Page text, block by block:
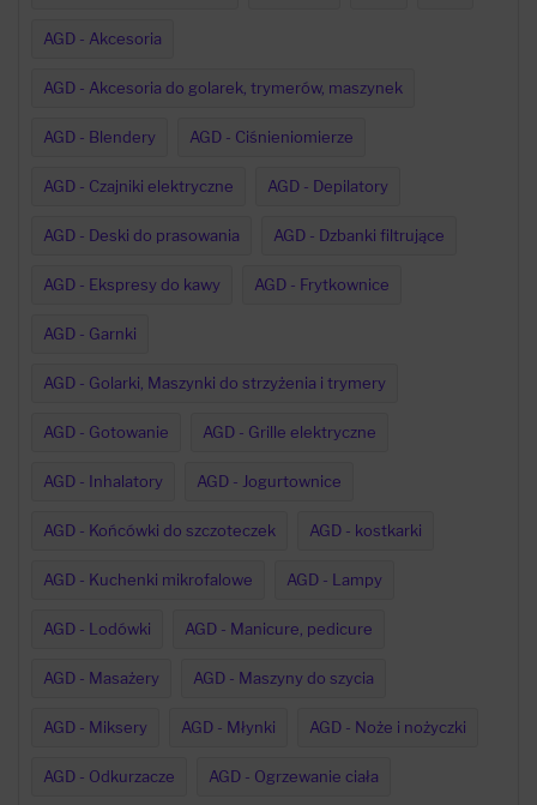
AGD - Akcesoria
AGD - Akcesoria do golarek, trymerów, maszynek
AGD - Blendery AGD - Ciśnieniomierze
AGD - Czajniki elektryczne AGD - Depilatory
AGD - Deski do prasowania AGD - Dzbanki filtrujące
AGD - Ekspresy do kawy AGD - Frytkownice
AGD - Garnki
AGD - Golarki, Maszynki do strzyżenia i trymery
AGD - Gotowanie AGD - Grille elektryczne
AGD - Inhalatory AGD - Jogurtownice
AGD - Końcówki do szczoteczek AGD - kostkarki
AGD - Kuchenki mikrofalowe AGD - Lampy
AGD - Lodówki AGD - Manicure, pedicure
AGD - Masażery AGD - Maszyny do szycia
AGD - Miksery AGD - Młynki AGD - Noże i nożyczki
AGD - Odkurzacze AGD - Ogrzewanie ciała